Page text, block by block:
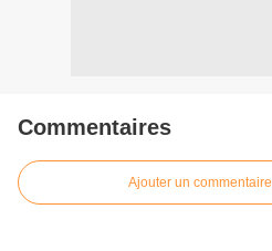
Commentaires
Ajouter un commentaire